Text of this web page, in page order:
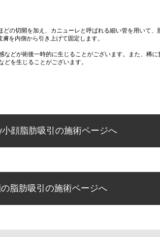
の切開を加え、カニューレと呼ばれる細い管を用いて
を内側から引き上げて固定します。
どが術後一時的に生じることがございます。また、稀
を生じることがございます。
小顔脂肪吸引の施術ページへ
脂肪吸引の施術ページへ